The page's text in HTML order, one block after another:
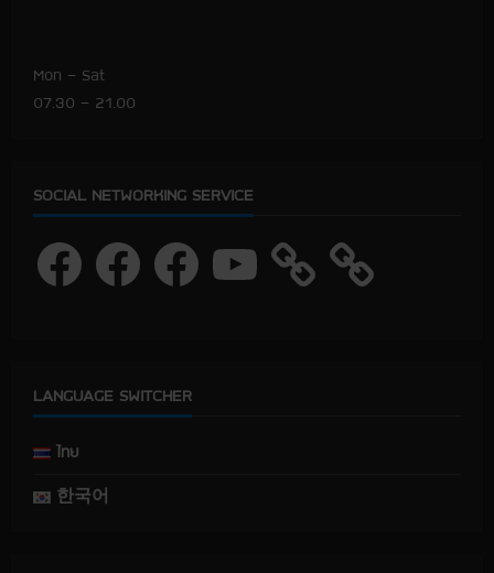
Mon – Sat
07.30 – 21.00
SOCIAL NETWORKING SERVICE
a
a
a
Y
u
LANGUAGE SWITCHER
ไทย
한국어